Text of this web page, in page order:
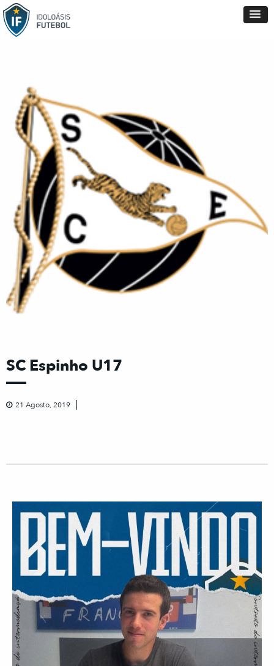
SC Espinho U17
21 Agosto, 2019